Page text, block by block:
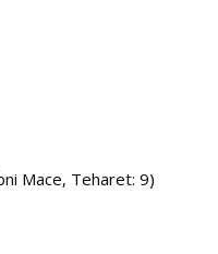
Mace, Teharet: 9)